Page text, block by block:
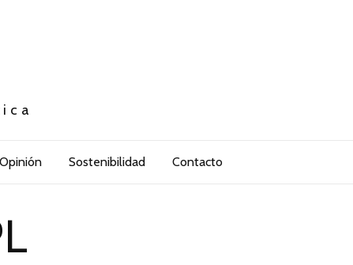
Opinión Sostenibilidad Contacto